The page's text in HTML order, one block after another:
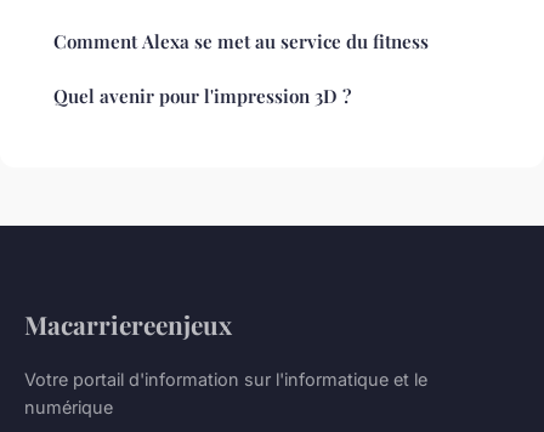
Comment Alexa se met au service du fitness
Quel avenir pour l'impression 3D ?
Macarriereenjeux
Votre portail d'information sur l'informatique et le
numérique